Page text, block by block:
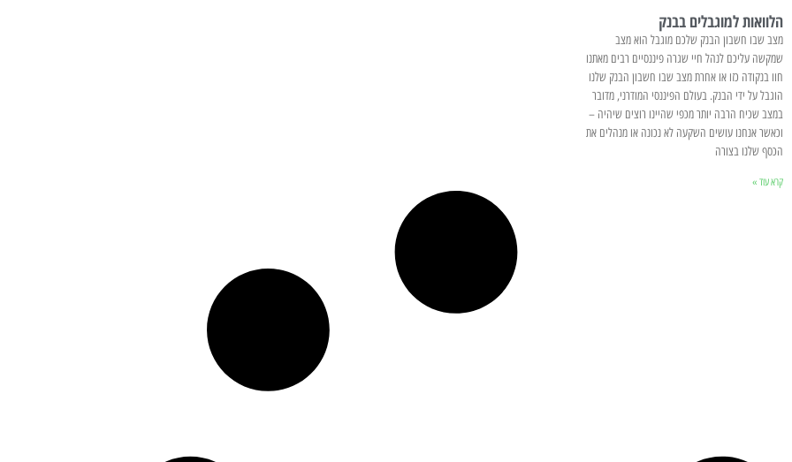
הלוואות למוגבלים בבנק
מצב שבו חשבון הבנק שלכם מוגבל הוא מצב
שמקשה עליכם לנהל חיי שגרה פיננסיים רבים מאתנו
חוו בנקודה כזו או אחרת מצב שבו חשבון הבנק שלנו
הוגבל על ידי הבנק. בעולם הפיננסי המודרני, מדובר
במצב שכיח הרבה יותר מכפי שהיינו רוצים שיהיה –
וכאשר אנחנו עושים השקעה לא נכונה או מנהלים את
הכסף שלנו בצורה
קרא עוד »